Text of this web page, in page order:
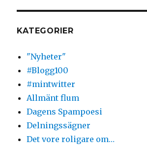
KATEGORIER
"Nyheter"
#Blogg100
#mintwitter
Allmänt flum
Dagens Spampoesi
Delningssägner
Det vore roligare om…